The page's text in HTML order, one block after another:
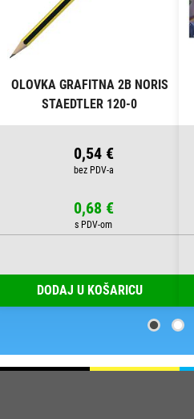
OLOVKA GRAFITNA 2B NORIS
STAEDTLER 120-0
0,54 €
0,68 €
DODAJ U KOŠARICU